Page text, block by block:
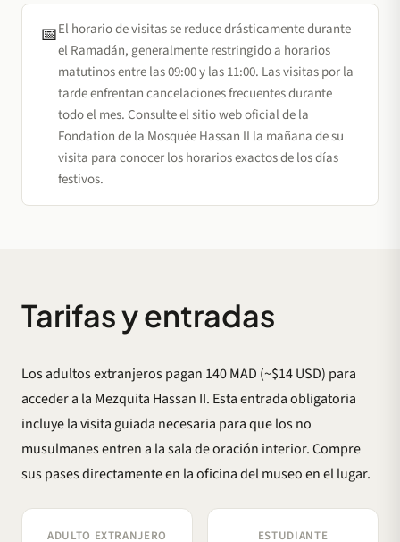
📅El horario de visitas se reduce drásticamente durante
el Ramadán, generalmente restringido a horarios
matutinos entre las 09:00 y las 11:00. Las visitas por la
tarde enfrentan cancelaciones frecuentes durante
todo el mes. Consulte el sitio web oficial de la
Fondation de la Mosquée Hassan II la mañana de su
visita para conocer los horarios exactos de los días
festivos.
Tarifas y entradas
Los adultos extranjeros pagan 140 MAD (~$14 USD) para
acceder a la Mezquita Hassan II. Esta entrada obligatoria
incluye la visita guiada necesaria para que los no
musulmanes entren a la sala de oración interior. Compre
sus pases directamente en la oficina del museo en el lugar.
ADULTO EXTRANJERO
ESTUDIANTE